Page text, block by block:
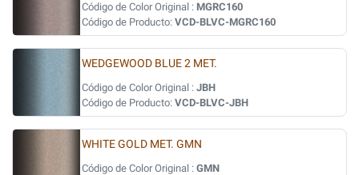
Código de Color Original : MGRC160
Código de Producto: VCD-BLVC-MGRC160
WEDGEWOOD BLUE 2 MET.
Código de Color Original : JBH
Código de Producto: VCD-BLVC-JBH
WHITE GOLD MET. GMN
Código de Color Original : GMN